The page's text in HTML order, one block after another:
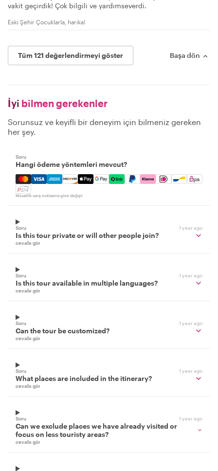
vakit geçirdik! Çok bilgili ve yardımseverdi.
Eski Şehir Çocuklarla, harika!
Tüm 121 değerlendirmeyi göster Başa dön
İyi bilmen gerekenler
Sorunsuz ve keyifli bir deneyim için bilmeniz gereken
her şey.
Soru
Hangi ödeme yöntemleri mevcut?
Mastercard, Visa, Amex, Discover, Apple Pay, Google
Müsaitlik varış noktasına göre değişir
Soru 1 year ago
Is this tour private or will other people join?
cevabı gör
Soru 1 year ago
Is this tour available in multiple languages?
cevabı gör
Soru 1 year ago
Can the tour be customized?
cevabı gör
Soru 1 year ago
What places are included in the itinerary?
cevabı gör
Soru 1 year ago
Can we exclude places we have already visited or
focus on less touristy areas?
cevabı gör